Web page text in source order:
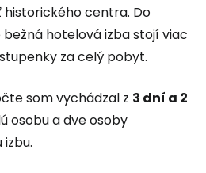
centra. Do
hotelová izba stojí viac
za celý pobyt.
som vychádzal z 3 dní a 2
osobu a dve osoby